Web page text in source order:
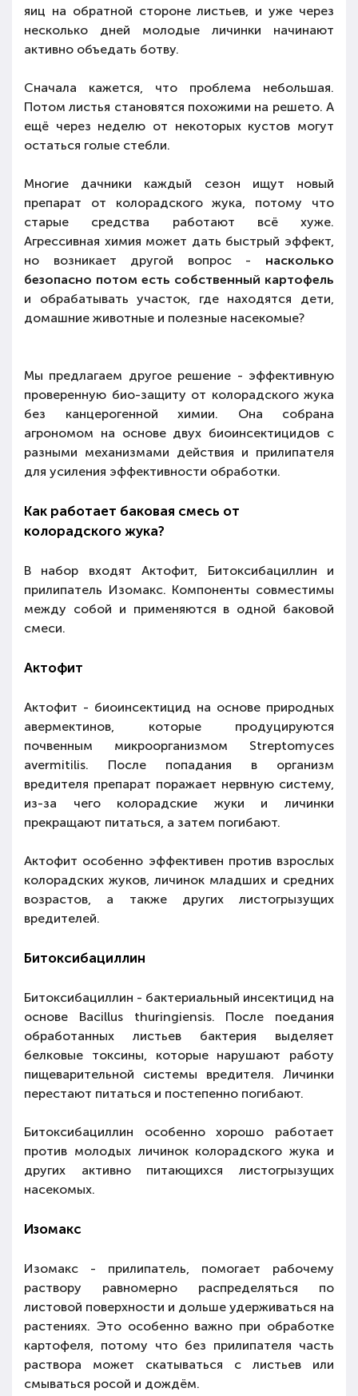
яиц на обратной стороне листьев, и уже через
несколько дней молодые личинки начинают
активно объедать ботву.
Сначала кажется, что проблема небольшая.
Потом листья становятся похожими на решето. А
ещё через неделю от некоторых кустов могут
остаться голые стебли.
Многие дачники каждый сезон ищут новый
препарат от колорадского жука, потому что
старые средства работают всё хуже.
Агрессивная химия может дать быстрый эффект,
но возникает другой вопрос - насколько
безопасно потом есть собственный картофель
и обрабатывать участок, где находятся дети,
домашние животные и полезные насекомые?
Мы предлагаем другое решение - эффективную
проверенную био-защиту от колорадского жука
без канцерогенной химии. Она собрана
агрономом на основе двух биоинсектицидов с
разными механизмами действия и прилипателя
для усиления эффективности обработки.
Как работает баковая смесь от
колорадского жука?
В набор входят Актофит, Битоксибациллин и
прилипатель Изомакс. Компоненты совместимы
между собой и применяются в одной баковой
смеси.
Актофит
Актофит - биоинсектицид на основе природных
авермектинов, которые продуцируются
почвенным микроорганизмом Streptomyces
avermitilis. После попадания в организм
вредителя препарат поражает нервную систему,
из-за чего колорадские жуки и личинки
прекращают питаться, а затем погибают.
Актофит особенно эффективен против взрослых
колорадских жуков, личинок младших и средних
возрастов, а также других листогрызущих
вредителей.
Битоксибациллин
Битоксибациллин - бактериальный инсектицид на
основе Bacillus thuringiensis. После поедания
обработанных листьев бактерия выделяет
белковые токсины, которые нарушают работу
пищеварительной системы вредителя. Личинки
перестают питаться и постепенно погибают.
Битоксибациллин особенно хорошо работает
против молодых личинок колорадского жука и
других активно питающихся листогрызущих
насекомых.
Изомакс
Изомакс - прилипатель, помогает рабочему
раствору равномерно распределяться по
листовой поверхности и дольше удерживаться на
растениях. Это особенно важно при обработке
картофеля, потому что без прилипателя часть
раствора может скатываться с листьев или
смываться росой и дождём.